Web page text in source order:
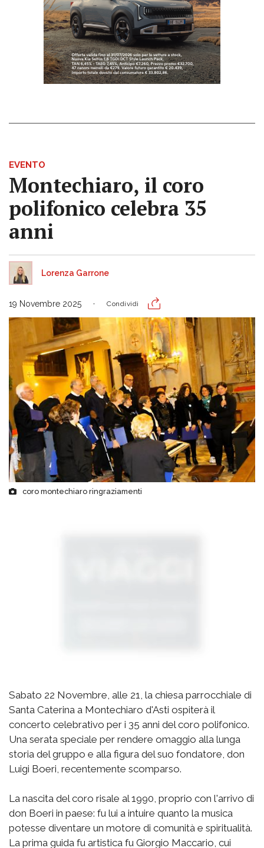
EVENTO
Montechiaro, il coro
polifonico celebra 35
anni
Lorenza Garrone
19 Novembre 2025 Condividi
coro montechiaro ringraziamenti
Sabato 22 Novembre, alle 21, la chiesa parrocchiale di
Santa Caterina a Montechiaro d'Asti ospiterà il
concerto celebrativo per i 35 anni del coro polifonico.
Una serata speciale per rendere omaggio alla lunga
storia del gruppo e alla figura del suo fondatore, don
Luigi Boeri, recentemente scomparso.
La nascita del coro risale al 1990, proprio con l'arrivo di
don Boeri in paese: fu lui a intuire quanto la musica
potesse diventare un motore di comunità e spiritualità.
La prima guida fu artistica fu Giorgio Maccario, cui